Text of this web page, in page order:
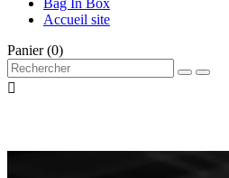
Bag In Box
Accueil site
Panier (0)
